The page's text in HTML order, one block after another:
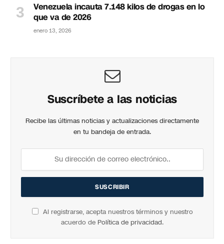
Venezuela incauta 7.148 kilos de drogas en lo
que va de 2026
enero 13, 2026
Suscríbete a las noticias
Recibe las últimas noticias y actualizaciones directamente
en tu bandeja de entrada.
Al registrarse, acepta nuestros términos y nuestro
acuerdo de Política de privacidad.